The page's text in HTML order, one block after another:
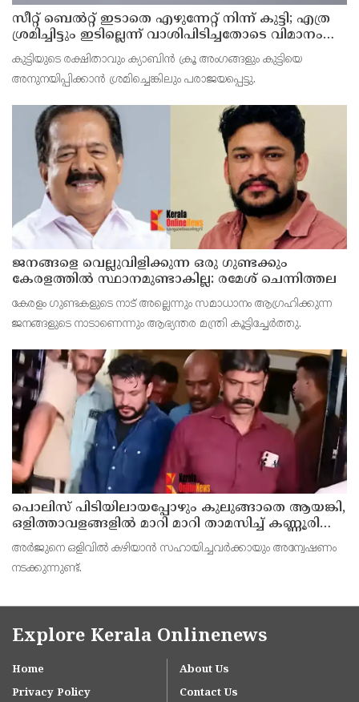
സീറ്റ് ബെല്‍റ്റ് ഇടാതെ എഴുന്നേറ്റ് നിന്ന് കുട്ടി; എത്ര
ശ്രമിച്ചിട്ടും ഇടില്ലെന്ന് വാശിപിടിച്ചതോടെ വിമാനം
റദ്ദാക്കി
കുട്ടിയുടെ രക്ഷിതാവും ക്യാബിന്‍ ക്രൂ അംഗങ്ങളും കുട്ടിയെ
അനുനയിപ്പിക്കാന്‍ ശ്രമിച്ചെങ്കിലും പരാജയപ്പെട്ടു.
ജനങ്ങളെ വെല്ലുവിളിക്കുന്ന ഒരു ഗുണ്ടക്കും
കേരളത്തില്‍ സ്ഥാനമുണ്ടാകില്ല: രമേശ് ചെന്നിത്തല
കേരളം ഗുണ്ടകളുടെ നാട് അല്ലെന്നും സമാധാനം ആഗ്രഹിക്കുന്ന
ജനങ്ങളുടെ നാടാണെന്നും ആഭ്യന്തര മന്ത്രി കൂട്ടിച്ചേര്‍ത്തു.
പൊലിസ് പിടിയിലായപ്പോഴും കുലുങ്ങാതെ ആയങ്കി,
ഒളിത്താവളങ്ങളില്‍ മാറി മാറി താമസിച്ച് കണ്ണൂരിലെ
ക്വട്ടേഷന്‍ നേതാവ്
അര്‍ജുനെ ഒളിവില്‍ കഴിയാന്‍ സഹായിച്ചവര്‍ക്കായും അന്വേഷണം
നടക്കുന്നുണ്ട്.
Explore Kerala Onlinenews
Home
About Us
Privacy Policy
Contact Us